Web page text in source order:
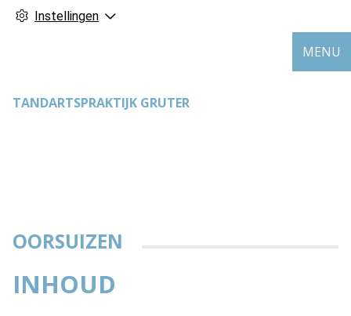
Instellingen
TANDARTSPRAKTIJK GRUTER
MENU
OORSUIZEN
INHOUD